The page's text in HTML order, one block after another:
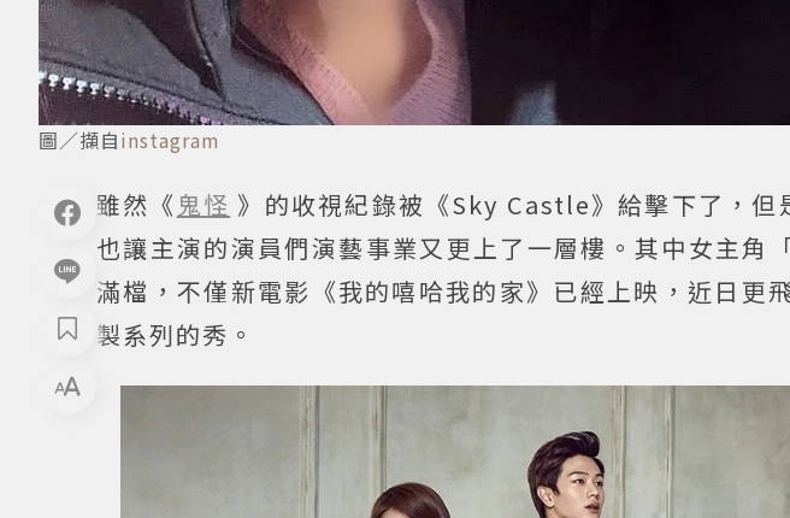
圖／擷自instagram
雖然《 鬼怪 》的收視紀錄被《Sky Castle》給擊下了，但
也讓主演的演員們演藝事業又更上了一層樓。其中女主角
滿檔，不僅新電影《我的嘻哈我的家》已經上映，近日更
製系列的秀。